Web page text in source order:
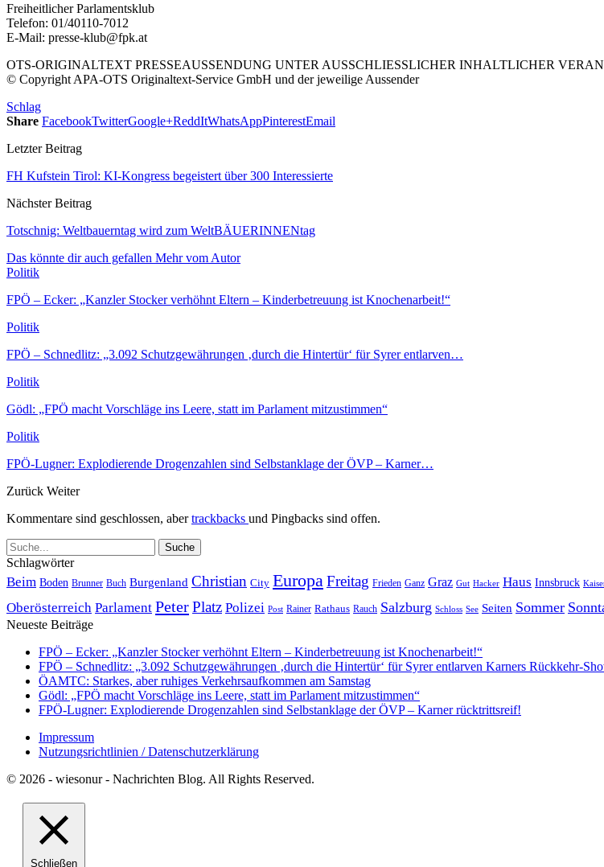
Freiheitlicher Parlamentsklub
Telefon: 01/40110-7012
E-Mail: presse-klub@fpk.at
OTS-ORIGINALTEXT PRESSEAUSSENDUNG UNTER AUSSCHLIESSLICHER INHALTLICHER
© Copyright APA-OTS Originaltext-Service GmbH und der jeweilige Aussender
Schlag
Share FacebookTwitterGoogle+ReddItWhatsAppPinterestEmail
Letzter Beitrag
FH Kufstein Tirol: KI-Kongress begeistert über 300 Interessierte
Nächster Beitrag
Totschnig: Weltbauerntag wird zum WeltBÄUERINNENtag
Das könnte dir auch gefallen Mehr vom Autor
Politik
FPÖ – Ecker: „Kanzler Stocker verhöhnt Eltern – Kinderbetreuung ist Knochenarbeit!“
Politik
FPÖ – Schnedlitz: „3.092 Schutzgewährungen ‚durch die Hintertür‘ für Syrer entlarven…
Politik
Gödl: „FPÖ macht Vorschläge ins Leere, statt im Parlament mitzustimmen“
Politik
FPÖ-Lugner: Explodierende Drogenzahlen sind Selbstanklage der ÖVP – Karner…
Zurück Weiter
Kommentare sind geschlossen, abertrackbacks und Pingbacks sind offen.
Schlagwörter
Beim Boden Brunner Buch Burgenland Christian City Europa Freitag Frieden Ganz Graz Gut Hacker Haus Innsbruck
Oberösterreich Parlament PeterPlatz Polizei Post Rainer Rathaus Rauch Salzburg Schloss See Seiten Sommer
Neueste Beiträge
FPÖ – Ecker: „Kanzler Stocker verhöhnt Eltern – Kinderbetreuung ist Knochenarbeit!“
FPÖ – Schnedlitz: „3.092 Schutzgewährungen ‚durch die Hintertür‘ für Syrer entlarven Karners Rückkehr-
ÖAMTC: Starkes, aber ruhiges Verkehrsaufkommen am Samstag
Gödl: „FPÖ macht Vorschläge ins Leere, statt im Parlament mitzustimmen“
FPÖ-Lugner: Explodierende Drogenzahlen sind Selbstanklage der ÖVP – Karner rücktrittsreif!
Impressum
Nutzungsrichtlinien / Datenschutzerklärung
© 2026 - wiesonur - Nachrichten Blog. All Rights Reserved.
Schließen